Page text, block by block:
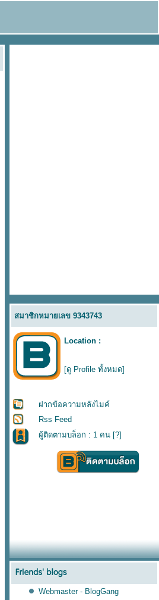
สมาชิกหมายเลข 9343743
Location :
[ดู Profile ทั้งหมด]
ฝากข้อความหลังไมค์
Rss Feed
ผู้ติดตามบล็อก : 1 คน [?]
Webmaster - BlogGang